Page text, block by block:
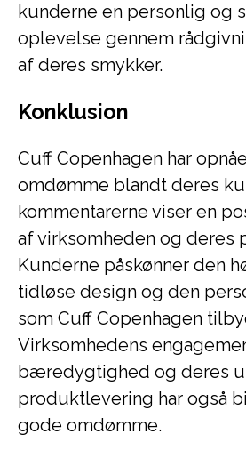
kunderne en personlig og
oplevelse gennem
af deres smykker.
Konklusion
Cuff Copenhagen har
omdømme blandt deres
kommentarerne viser en
af virksomheden og deres
Kunderne påskønner den
tidløse design og den
som Cuff Copenhagen
Virksomhedens
bæredygtighed og deres
produktlevering har også
gode omdømme.